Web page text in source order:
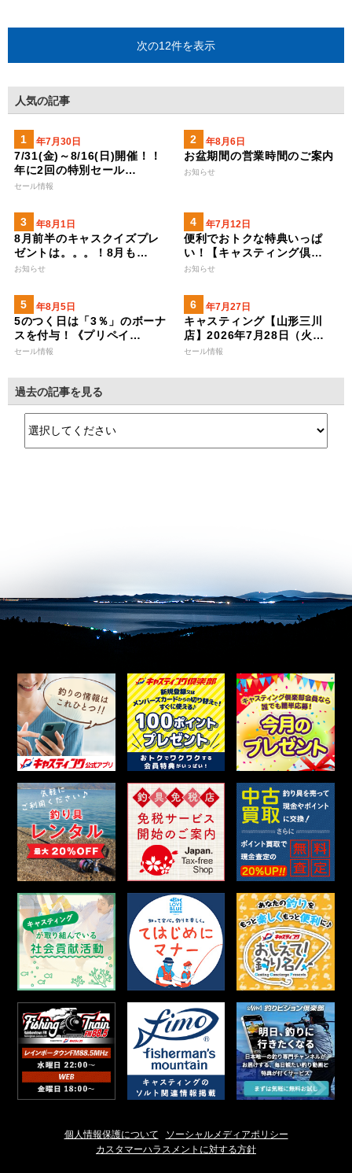
次の12件を表示
人気の記事
2026年7月30日
7/31(金)～8/16(日)開催！！
年に2回の特別セール…
セール情報
2026年8月6日
お盆期間の営業時間のご案内
お知らせ
2026年8月1日
8月前半のキャスクイズプレ
ゼントは。。。！8月も…
お知らせ
2023年7月12日
便利でおトクな特典いっぱ
い！【キャスティング倶…
お知らせ
2026年8月5日
5のつく日は「3％」のボーナ
スを付与！《プリペイ…
セール情報
2026年7月27日
キャスティング【山形三川
店】2026年7月28日（火…
セール情報
過去の記事を見る
個人情報保護について
ソーシャルメディアポリシー
カスタマーハラスメントに対する方針